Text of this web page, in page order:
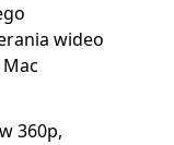
wideo
360p,